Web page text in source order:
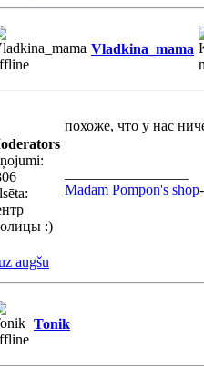
Vladkina_mama
:)
похоже, что у нас
Madam Pompon's shop-
augšu
Tonik